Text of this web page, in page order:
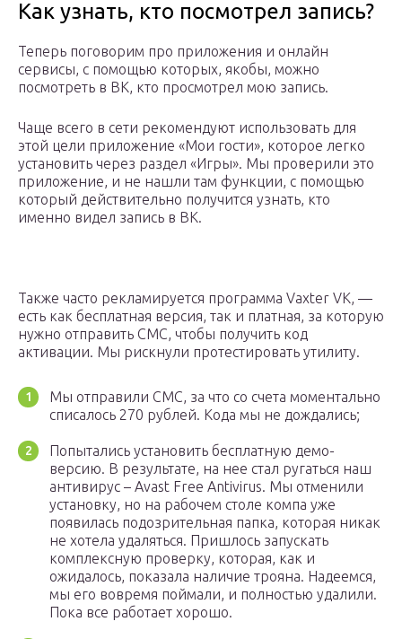
Как узнать, кто посмотрел запись?
Теперь поговорим про приложения и онлайн
сервисы, с помощью которых, якобы, можно
посмотреть в ВК, кто просмотрел мою запись.
Чаще всего в сети рекомендуют использовать для
этой цели приложение «Мои гости», которое легко
установить через раздел «Игры». Мы проверили это
приложение, и не нашли там функции, с помощью
который действительно получится узнать, кто
именно видел запись в ВК.
Также часто рекламируется программа Vaxter VK, —
есть как бесплатная версия, так и платная, за которую
нужно отправить СМС, чтобы получить код
активации. Мы рискнули протестировать утилиту.
Мы отправили СМС, за что со счета моментально
списалось 270 рублей. Кода мы не дождались;
Попытались установить бесплатную демо-
версию. В результате, на нее стал ругаться наш
антивирус – Avast Free Antivirus. Мы отменили
установку, но на рабочем столе компа уже
появилась подозрительная папка, которая никак
не хотела удаляться. Пришлось запускать
комплексную проверку, которая, как и
ожидалось, показала наличие трояна. Надеемся,
мы его вовремя поймали, и полностью удалили.
Пока все работает хорошо.